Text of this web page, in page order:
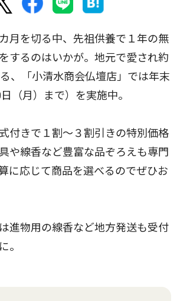
月を切る中、先祖供養で１年の無
するのはいかが。地元で愛され約
、「小清水商会仏壇店」では年末
（月）まで）を実施中。
付きで１割〜３割引きの特別価格
や線香など豊富な品ぞろえも専門
に応じて商品を選べるのでぜひお
進物用の線香など地方発送も受付
。